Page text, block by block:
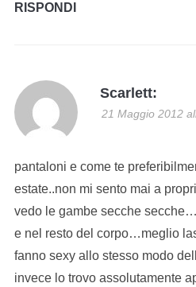
RISPONDI
Scarlett:
21 Maggio 2012
pantaloni e come te
estate..non mi sento mai a
vedo le gambe secche
e nel resto del corpo…meglio
fanno sexy allo stesso modo
invece lo trovo assolutamente